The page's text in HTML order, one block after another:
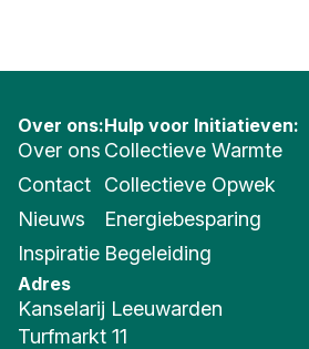
Over ons:
Over ons
Contact
Nieuws
Inspiratie
Hulp voor Initiatieven:
Collectieve Warmte
Collectieve Opwek
Energiebesparing
Begeleiding
Adres
Kanselarij Leeuwarden
Turfmarkt 11